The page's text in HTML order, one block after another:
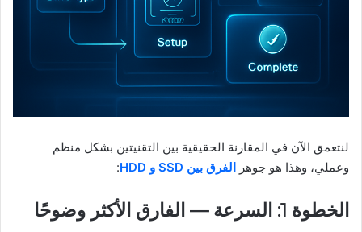
لنتعمق الآن في المقارنة الحقيقية بين التقنيتين بشكل منظم
وعملي، وهذا هو جوهر الفرق بين SSD و HDD :
الخطوة 1: السرعة — الفارق الأكثر وضوحًا